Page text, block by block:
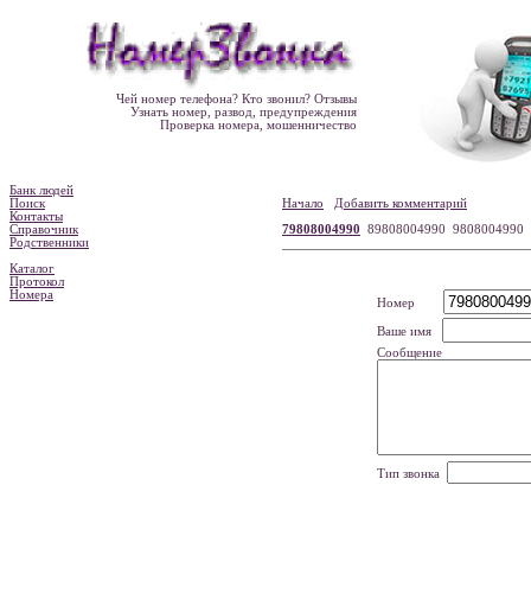
Чей номер телефона? Кто звонил? Отзывы
Узнать номер, развод, предупреждения
Проверка номера, мошенничество
Банк людей
Поиск
Контакты
Справочник
Родственники
Каталог
Протокол
Номера
Начало
Добавить комментарий
79808004990 89808004990 9808004990
Номер
Ваше имя
Сообщение
Тип звонка